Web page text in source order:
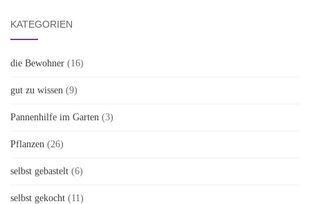
KATEGORIEN
die Bewohner (16)
gut zu wissen (9)
Pannenhilfe im Garten (3)
Pflanzen (26)
selbst gebastelt (6)
selbst gekocht (11)